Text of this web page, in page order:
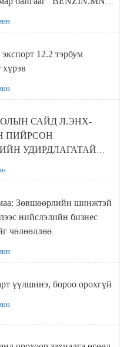
боломжтой
12.2 тэрбум
хүрэв
САЙД Л.ЭНХ-
ПИЙРСОН
УДИРДЛАГАТАЙ
Зөвшөөрлийн шинжтэй
нийслэлийн бизнес
чөлөөллөө
үүлшинэ, бороо орохгүй